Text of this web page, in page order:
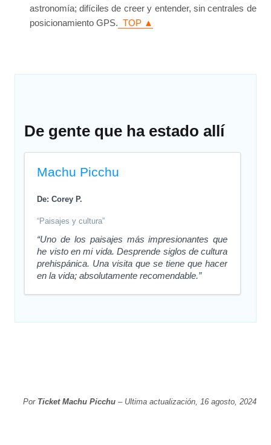
astronomía; difíciles de creer y entender, sin centrales de
posicionamiento GPS. TOP ▲
De gente que ha estado allí
Machu Picchu
De: Corey P.
“Paisajes y cultura”
“Uno de los paisajes más impresionantes que
he visto en mi vida. Desprende siglos de cultura
prehispánica. Una visita que se tiene que hacer
en la vida; absolutamente recomendable.”
Por Ticket Machu Picchu– Ultima actualización, 16 agosto, 2024